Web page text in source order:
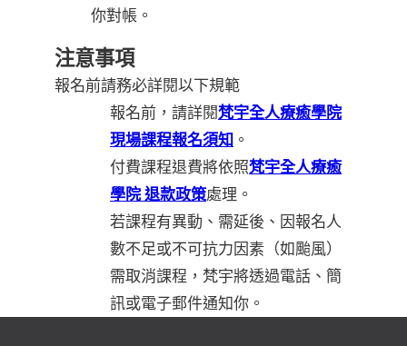
你對帳。
注意事項
報名前請務必詳閱以下規範
報名前，請詳閱梵宇全人療癒學院
現場課程報名須知 。
付費課程退費將依照梵宇全人療癒
學院 退款政策處理。
若課程有異動、需延後、因報名人
數不足或不可抗力因素（如颱風）
需取消課程，梵宇將透過電話、簡
訊或電子郵件通知你。